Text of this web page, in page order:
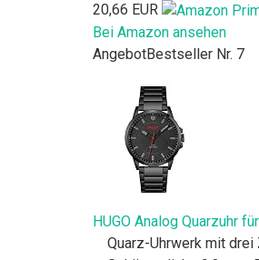
20,66 EUR
Bei Amazon ansehen
AngebotBestseller Nr. 7
HUGO Analog Quarzuhr
Quarz-Uhrwerk mit drei